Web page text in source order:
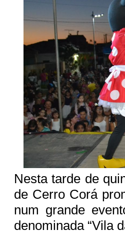
Nesta tarde de
de Cerro Corá
num grande
denominada “Vila